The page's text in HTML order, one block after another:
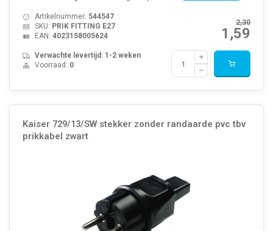
2,30
1,59
Artikelnummer: 544547
SKU: PRIK FITTING E27
EAN: 4023158005624
Verwachte levertijd: 1-2 weken
Voorraad: 0
Kaiser 729/13/SW stekker zonder randaarde pvc tbv
prikkabel zwart